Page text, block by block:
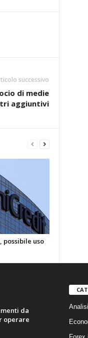
successivo
di medie
aggiuntivi
possibile uso
da
operare